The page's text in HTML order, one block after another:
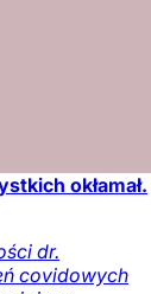
okłamał.
dr.
covidowych